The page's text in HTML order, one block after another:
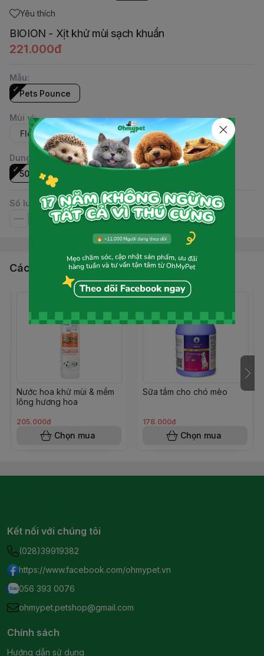
Yêu thích
BIOION - Xịt khử mùi sạch khuẩn
221.000đ
Mẫu:
Pets Pounce
Mùi vị:
Floral
Sakura Ocean
Dung tích:
500ml
Số lượng
Các sản phẩm, dịch vụ khác
Nước hoa khử mùi & mềm
lông hương hoa
205.000đ
Chọn mua
Sữa tắm cho chó mèo
178.000đ
Chọn mua
Kết nối với chúng tôi
(028)39919382
https://www.facebook.com/ohmypet.vn
056 393 0076
ohmypet.petshop@gmail.com
Chính sách
Hướng dẫn sử dụng